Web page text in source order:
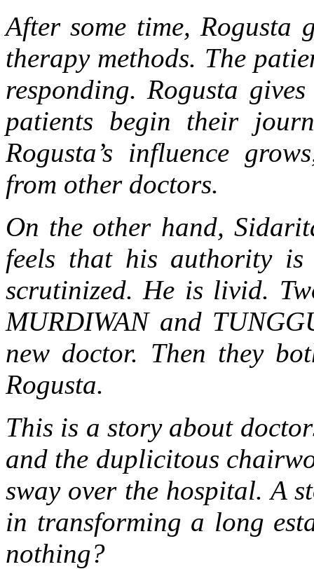
After some time, Rogusta
therapy methods. The
responding. Rogusta
patients begin their
Rogusta’s influence
from other doctors.
On the other hand,
feels that his authority is
scrutinized. He is livid.
MURDIWAN and
new doctor. Then they
Rogusta.
This is a story about
and the duplicitous
sway over the hospital. A
in transforming a long
nothing?